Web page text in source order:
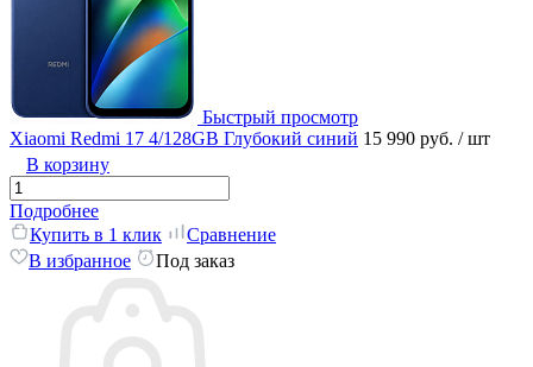
Быстрый просмотр
Xiaomi Redmi 17 4/128GB Глубокий синий 15 990 руб. / шт
В корзину
Подробнее
Купить в 1 клик
Сравнение
В избранное
Под заказ